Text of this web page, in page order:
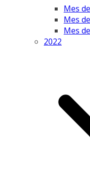
Mes
Mes
Mes
2022